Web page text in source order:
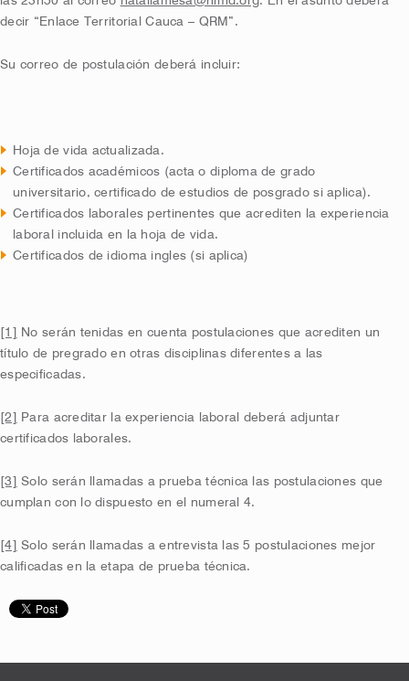
decir “Enlace Territorial Cauca – QRM”.
Su correo de postulación deberá incluir:
Hoja de vida actualizada.
Certificados académicos (acta o diploma de grado
universitario, certificado de estudios de posgrado si aplica).
Certificados laborales pertinentes que acrediten la experiencia
laboral incluida en la hoja de vida.
Certificados de idioma ingles (si aplica)
[1]
No serán tenidas en cuenta postulaciones que acrediten un
título de pregrado en otras disciplinas diferentes a las
especificadas.
[2]
Para acreditar la experiencia laboral deberá adjuntar
certificados laborales.
[3]
Solo serán llamadas a prueba técnica las postulaciones que
cumplan con lo dispuesto en el numeral 4.
[4]
Solo serán llamadas a entrevista las 5 postulaciones mejor
calificadas en la etapa de prueba técnica.